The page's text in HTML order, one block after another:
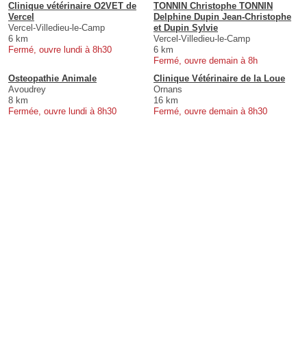
Clinique vétérinaire O2VET de
Vercel
Vercel-Villedieu-le-Camp
6 km
Fermé, ouvre lundi à 8h30
TONNIN Christophe TONNIN
Delphine Dupin Jean-Christophe
et Dupin Sylvie
Vercel-Villedieu-le-Camp
6 km
Fermé, ouvre demain à 8h
Osteopathie Animale
Avoudrey
8 km
Fermée, ouvre lundi à 8h30
Clinique Vétérinaire de la Loue
Ornans
16 km
Fermé, ouvre demain à 8h30